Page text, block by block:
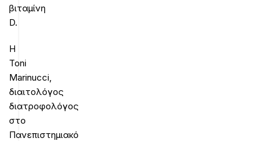
βιταμίνη
D.
Η
Toni
Marinucci,
διαιτολόγος
διατροφολόγος
στο
Πανεπιστημιακό